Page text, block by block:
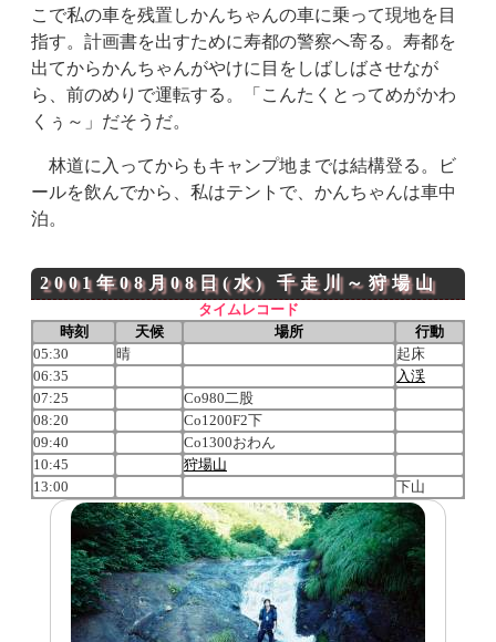
こで私の車を残置しかんちゃんの車に乗って現地を目
指す。計画書を出すために寿都の警察へ寄る。寿都を
出てからかんちゃんがやけに目をしばしばさせなが
ら、前のめりで運転する。「こんたくとってめがかわ
くぅ～」だそうだ。
林道に入ってからもキャンプ地までは結構登る。ビ
ールを飲んでから、私はテントで、かんちゃんは車中
泊。
2001年08月08日(水) 千走川～狩場山
タイムレコード
時刻
天候 場所
行動
05:30
晴
起床
06:35
入渓
07:25
Co980二股
08:20
Co1200F2下
09:40
Co1300おわん
10:45
狩場山
13:00
下山